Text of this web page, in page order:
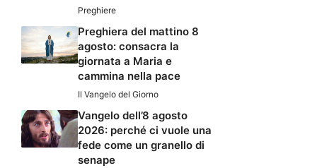
Preghiere
Preghiera del mattino 8
agosto: consacra la
giornata a Maria e
cammina nella pace
Il Vangelo del Giorno
Vangelo dell’8 agosto
2026: perché ci vuole una
fede come un granello di
senape